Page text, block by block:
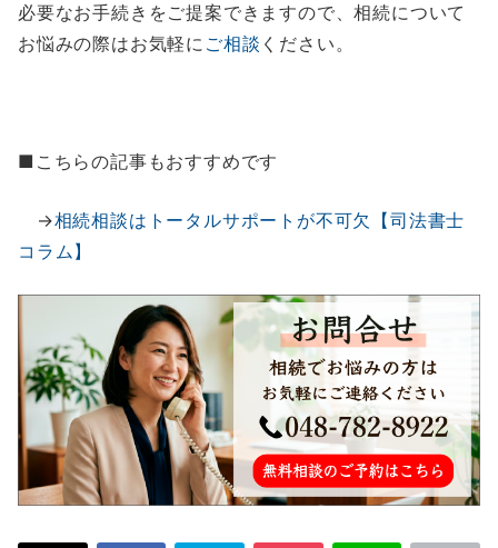
必要なお手続きをご提案できますので、相続について
お悩みの際はお気軽に ご相談 ください。
■こちらの記事もおすすめです
→相続相談はトータルサポートが不可欠【司法書士
コラム】